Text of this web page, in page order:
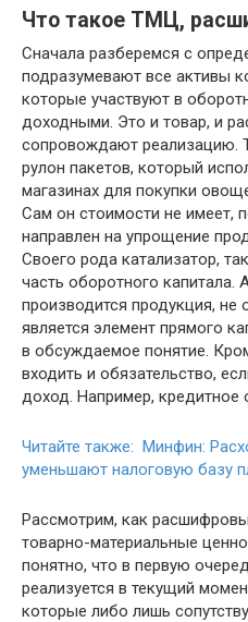
Что такое ТМЦ,
Сначала разберемся с
подразумевают все активы
которые участвуют в
доходными. Это и товар, и
сопровождают реализацию.
рулон пакетов, который
магазинах для покупки
Сам он стоимости не имеет,
направлен на упрощение
Своего рода катализатор,
часть оборотного капитала.
производится продукция, не
является элемент прямого
в обсуждаемое понятие.
входить и обязательство,
доход. Например, кредитное
Читайте также: Минфин:
уменьшают налоговую базу
Рассмотрим, как
товарно-материальные
понятно, что в первую
реализуется в текущий
которые либо лишь